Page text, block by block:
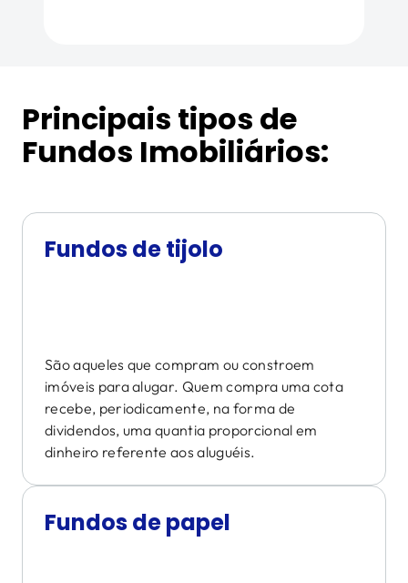
Principais tipos de
Fundos Imobiliários:
Fundos de tijolo
São aqueles que compram ou constroem
imóveis para alugar. Quem compra uma cota
recebe, periodicamente, na forma de
dividendos, uma quantia proporcional em
dinheiro referente aos aluguéis.
Fundos de papel